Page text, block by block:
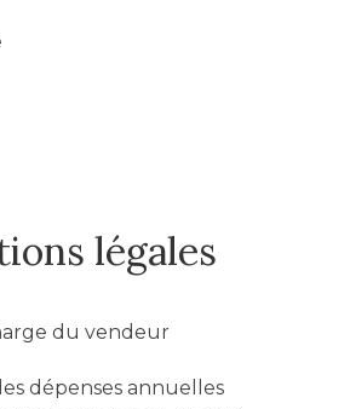
légales
du vendeur
dépenses annuelles